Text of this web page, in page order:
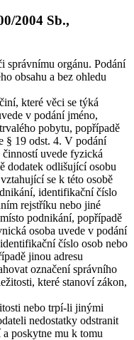
2004 Sb.,
správnímu orgánu. Podání
obsahu a bez ohledu
které věci se týká
v podání jméno,
pobytu, popřípadě
§ 19 odst. 4. V podání
uvede fyzická
dodatek odlišující osobu
se k této osobě
identifikační číslo
rejstříku nebo jiné
podnikání, popřípadě
osoba uvede v podání
číslo osob nebo
jinou adresu
označení správního
které stanoví zákon,
nebo trpí-li jinými
nedostatky odstranit
poskytne mu k tomu